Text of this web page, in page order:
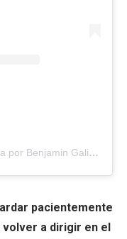
Una publicación compartida por Benjamin Galindo “El Maestro” (@benjamingalindoficial)
pacientemente
volver a dirigir en el